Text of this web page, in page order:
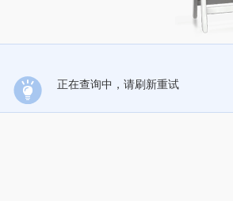
正在查询中，请刷新重试